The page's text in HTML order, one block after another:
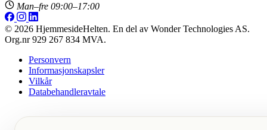
Man–fre 09:00–17:00
© 2026 HjemmesideHelten. En del av Wonder Technologies AS.
Org.nr 929 267 834 MVA.
Personvern
Informasjonskapsler
Vilkår
Databehandleravtale